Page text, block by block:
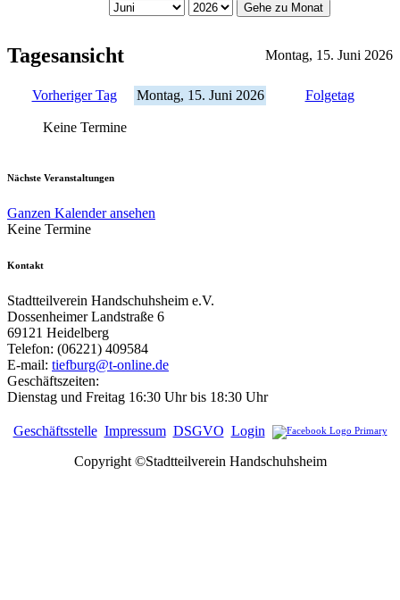
Gehe zu Monat
Tagesansicht Montag, 15. Juni 2026
Vorheriger Tag Montag, 15. Juni 2026 Folgetag
Keine Termine
Nächste Veranstaltungen
Ganzen Kalender ansehen
Keine Termine
Kontakt
Stadtteilverein Handschuhsheim e.V.
Dossenheimer Landstraße 6
69121 Heidelberg
Telefon: (06221) 409584
E-mail: tiefburg@t-online.de
Geschäftszeiten:
Dienstag und Freitag 16:30 Uhr bis 18:30 Uhr
Geschäftsstelle Impressum DSGVO Login
Copyright ©Stadtteilverein Handschuhsheim